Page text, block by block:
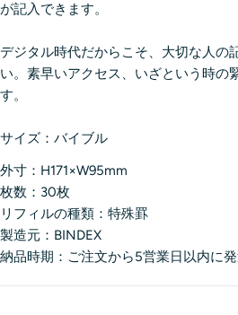
が記入できます。
デジタル時代だからこそ、大切な人の
い。素早いアクセス、いざという時の
す。
サイズ：バイブル
外寸：H171×W95mm
枚数：30枚
リフィルの種類：特殊罫
製造元：BINDEX
納品時期：ご注文から5営業日以内に